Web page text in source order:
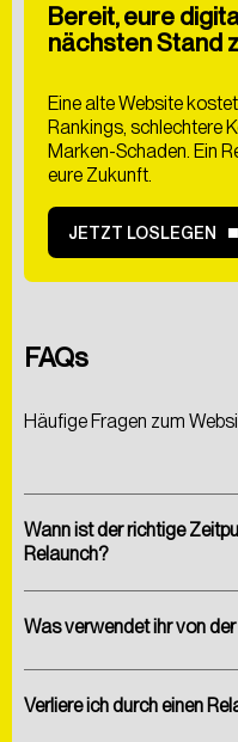
Bereit, eure
nächsten Stand
Eine alte Website
Rankings, schlechtere
Marken-Schaden. Ein
eure Zukunft.
JETZT LOSLEGEN
FAQs
Häufige Fragen zum
Wann ist der richtige
Relaunch?
Was verwendet ihr von
Verliere ich durch einen